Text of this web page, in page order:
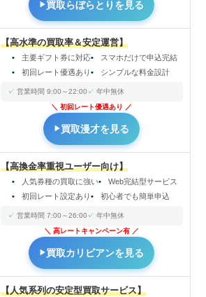
買取らぼらとりを見る
【高水準の買取率＆安定運営】
主要ギフト券に対応
スマホだけで申込完結
初回レート優遇あり
シンプルな料金設計
営業時間 9:00～22:00
年中無休
初回レート優遇あり
買取漫才を見る
【高換金率重視ユーザー向け】
人気券種の買取に強い
Web完結型サービス
初回レート設定あり
初心者でも簡単申込
営業時間 7:00～26:00
年中無休
高レートキャンペーン有
買取カリビアンを見る
【人気系列の安定型買取サービス】